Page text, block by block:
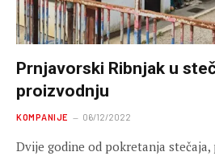
Prnjavorski Ribnjak u
proizvodnju
KOMPANIJE 06/12/2022
Dvije godine od pokretanja